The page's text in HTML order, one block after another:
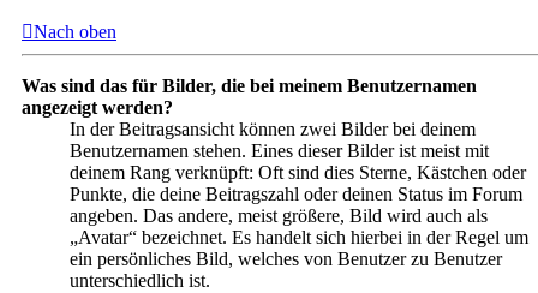
Nach oben
Was sind das für Bilder, die bei meinem Benutzernamen
angezeigt werden?
In der Beitragsansicht können zwei Bilder bei deinem
Benutzernamen stehen. Eines dieser Bilder ist meist mit
deinem Rang verknüpft: Oft sind dies Sterne, Kästchen oder
Punkte, die deine Beitragszahl oder deinen Status im Forum
angeben. Das andere, meist größere, Bild wird auch als
„Avatar“ bezeichnet. Es handelt sich hierbei in der Regel um
ein persönliches Bild, welches von Benutzer zu Benutzer
unterschiedlich ist.